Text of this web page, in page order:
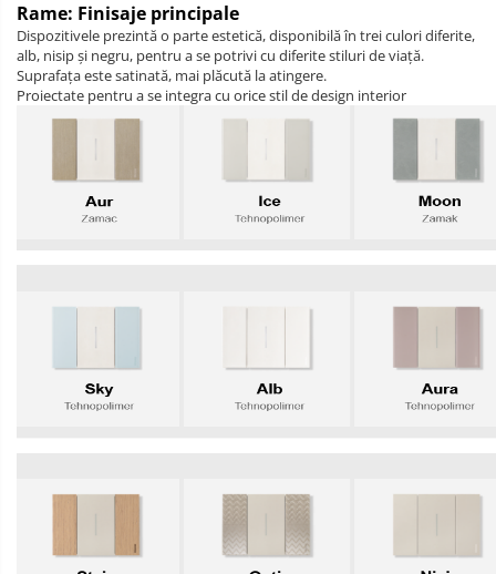
Rame: Finisaje principale
Dispozitivele prezintă o parte estetică, disponibilă în trei culori diferite,
alb, nisip și negru, pentru a se potrivi cu diferite stiluri de viață.
Suprafața este satinată, mai plăcută la atingere.
Proiectate pentru a se integra cu orice stil de design interior